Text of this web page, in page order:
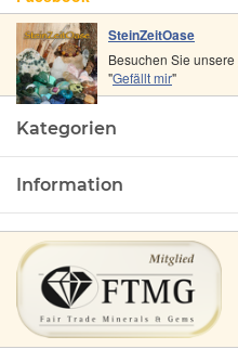
SteinZeitOase
Besuchen Sie unsere
"Gefällt mir"
Kategorien
Information